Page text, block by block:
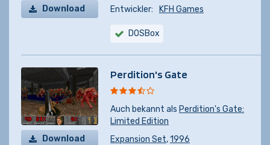
Download
Entwickler:
KFH Games
DOSBox
Download
Perdition's Gate
Auch bekannt als Perdition's Gate:
Limited Edition
Expansion Set,1996